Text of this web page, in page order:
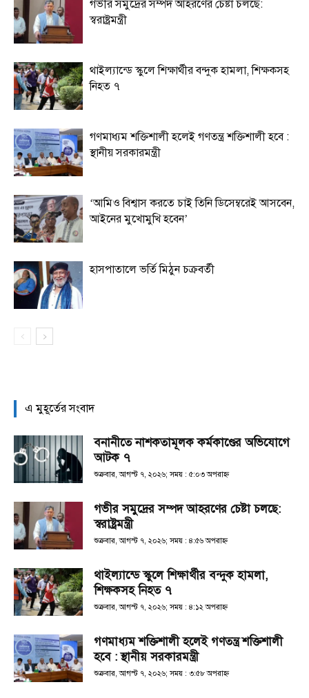
গভীর সমুদ্রের সম্পদ আহরণের চেষ্টা চলছে:
স্বরাষ্ট্রমন্ত্রী
থাইল্যান্ডে স্কুলে শিক্ষার্থীর বন্দুক হামলা, শিক্ষকসহ
নিহত ৭
গণমাধ্যম শক্তিশালী হলেই গণতন্ত্র শক্তিশালী হবে :
স্থানীয় সরকারমন্ত্রী
‘আমিও বিশ্বাস করতে চাই তিনি ডিসেম্বরেই আসবেন,
আইনের মুখোমুখি হবেন’
হাসপাতালে ভর্তি মিঠুন চক্রবর্তী
এ মুহূর্তের সংবাদ
বনানীতে নাশকতামূলক কর্মকাণ্ডের অভিযোগে
আটক ৭
শুক্রবার, আগস্ট ৭, ২০২৬; সময় : ৫:০৩ অপরাহ্ণ
গভীর সমুদ্রের সম্পদ আহরণের চেষ্টা চলছে:
স্বরাষ্ট্রমন্ত্রী
শুক্রবার, আগস্ট ৭, ২০২৬; সময় : ৪:৫৬ অপরাহ্ণ
থাইল্যান্ডে স্কুলে শিক্ষার্থীর বন্দুক হামলা,
শিক্ষকসহ নিহত ৭
শুক্রবার, আগস্ট ৭, ২০২৬; সময় : ৪:১২ অপরাহ্ণ
গণমাধ্যম শক্তিশালী হলেই গণতন্ত্র শক্তিশালী
হবে : স্থানীয় সরকারমন্ত্রী
শুক্রবার, আগস্ট ৭, ২০২৬; সময় : ৩:৫৮ অপরাহ্ণ